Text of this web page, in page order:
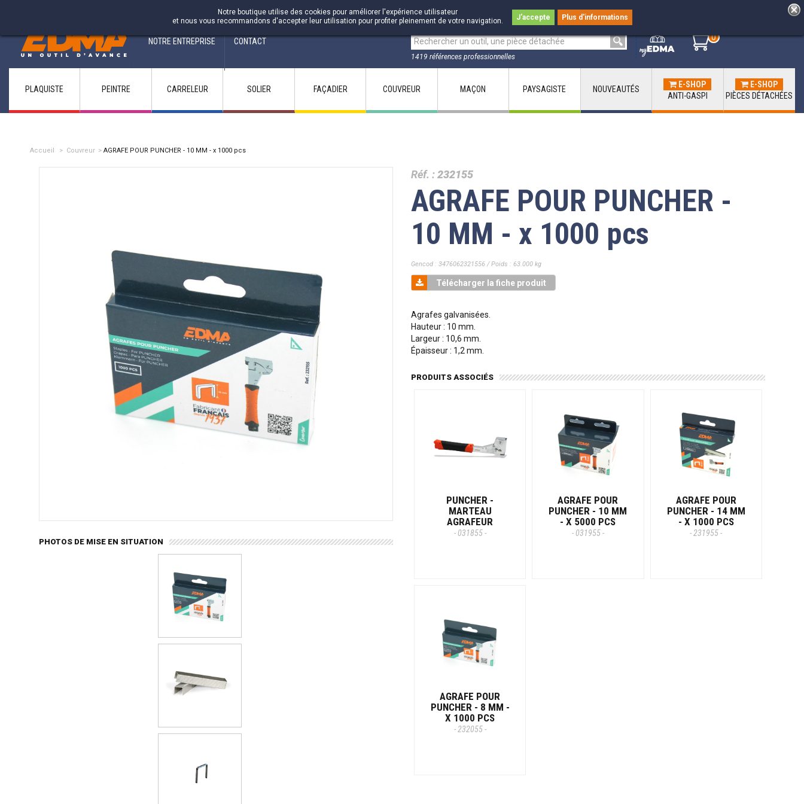
NOTRE ENTREPRISE CONTACT
1419 références professionnelles
0
0
Notre boutique utilise des cookies pour améliorer l'expérience utilisateur
et nous vous recommandons d'accepter leur utilisation pour profiter pleinement de votre navigation.
J'accepte Plus d'informations
PLAQUISTE PEINTRE CARRELEUR SOLIER FAÇADIER COUVREUR MAÇON PAYSAGISTE NOUVEAUTÉS
E-SHOP
ANTI-GASPI
E-SHOP
PIÈCES DÉTACHÉES
Accueil > Couvreur > AGRAFE POUR PUNCHER - 10 MM - x 1000 pcs
PHOTOS DE MISE EN SITUATION
Réf. :232155
AGRAFE POUR PUNCHER -
10 MM - x 1000 pcs
Gencod : 3476062321556 / Poids : 63.000 kg
Télécharger la fiche produit
Agrafes galvanisées.
Hauteur : 10 mm.
Largeur : 10,6 mm.
Épaisseur : 1,2 mm.
PRODUITS ASSOCIÉS
PUNCHER -
MARTEAU
AGRAFEUR
- 031855 -
AGRAFE POUR
PUNCHER - 10 MM
- X 5000 PCS
- 031955 -
AGRAFE POUR
PUNCHER - 14 MM
- X 1000 PCS
- 231955 -
AGRAFE POUR
PUNCHER - 8 MM -
X 1000 PCS
- 232055 -